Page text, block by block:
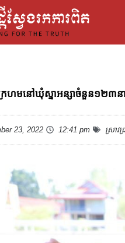
រក្រហមនៅឃុំស្នាអន្សាចំនួន១២
23, 2022 12:41 pm ស្រាវជ្